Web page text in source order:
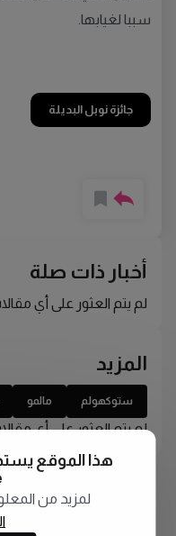
سببا لغيابها.
جائزة نوبل البديلة
أخبار ذات صلة
لم يتم العثور على أي
المزيد
ستوكهولم مالمو
لم يتم العثور على أي
هذا الموقع
لمزيد من